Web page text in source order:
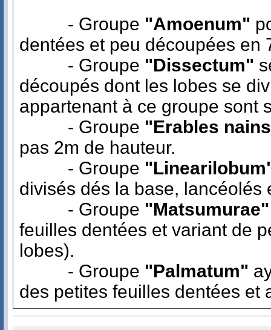
- Groupe "Amoenum"
dentées et peu découpées en
- Groupe "Dissectum"
découpés dont les lobes se
appartenant à ce groupe sont
- Groupe "Erables
pas 2m de hauteur.
- Groupe
divisés dés la base, lancéolés
- Groupe "Matsumurae"
feuilles dentées et variant de
lobes).
- Groupe "Palmatum"
des petites feuilles dentées et